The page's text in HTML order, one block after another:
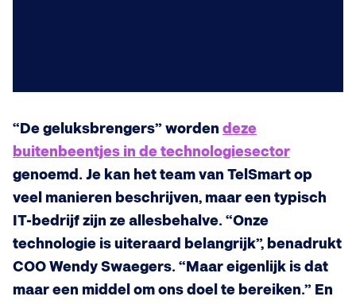
“De geluksbrengers” worden deze
buitenbeentjes in de technologiesector
genoemd. Je kan het team van TelSmart op
veel manieren beschrijven, maar een typisch
IT-bedrijf zijn ze allesbehalve. “Onze
technologie is uiteraard belangrijk”, benadrukt
COO Wendy Swaegers. “Maar eigenlijk is dat
maar een middel om ons doel te bereiken.” En